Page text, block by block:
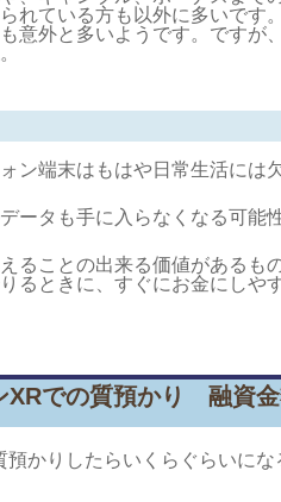
れている方も以外に多いです
意外と多いようです。ですが
ン端末はもはや日常生活には
ータも手に入らなくなる可能
ることの出来る価値があるも
るときに、すぐにお金にしや
XRでの質預かり 融資
かりしたらいくらぐらいに